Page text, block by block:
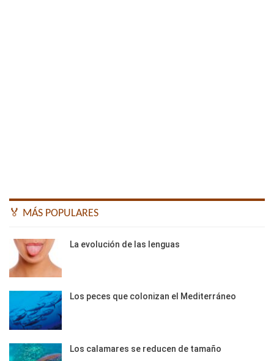
🏅 MÁS POPULARES
La evolución de las lenguas
Los peces que colonizan el Mediterráneo
Los calamares se reducen de tamaño